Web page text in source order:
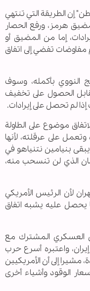
إن الطريقة التي تنتهي
هرمز، ورفع الحصار
إما من المضيق أو
تفضي إلى اتفاق
النووي بأكمله، وسوف
الحصول على تخفيف
إذا لم تحصل على إيرادات.
موضوع على الطاولة
وتعمل على عرقلته، لأنها
بنيامين نتنياهو في
الذي لن تنسحب منه،
لأن الرئيس الأمريكي
عليه يشبه اتفاق
العسكري المشترك مع
واعتبره أسرع حرب
مشيرا إلى أن الأمريكيين
الوقود وأشياء أخرى